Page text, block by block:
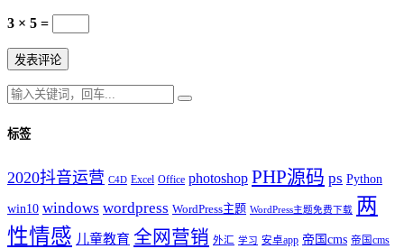
3 × 5 =
标签
2020抖音运营 C4D Excel Office photoshop PHP源码 ps Python
win10 windows wordpress WordPress主题 WordPress主题免费下载 两
性情感 儿童教育 全网营销 外汇 学习 安卓app 帝国cms 帝国cms